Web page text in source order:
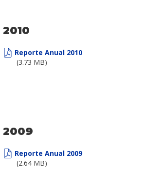
2010
Reporte Anual 2010
(3.73 MB)
2009
Reporte Anual 2009
(2.64 MB)